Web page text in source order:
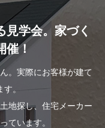
見学会。家づく
催！
。実際にお客様が建て
。
地探し、住宅メーカー
ています。